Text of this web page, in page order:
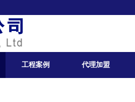
工程案例 代理加盟